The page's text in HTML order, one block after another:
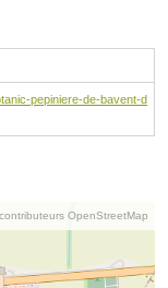
pepiniere-de-bavent-d
OpenStreetMap